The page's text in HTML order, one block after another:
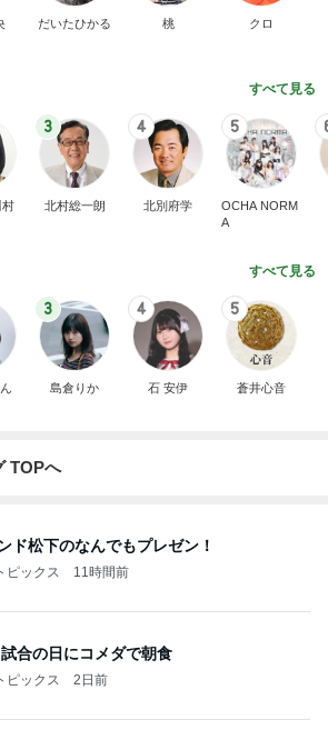
だいたひかる 桃 クロ
すべて見る
村
3
北村総一朗
4
北別府学
5
OCHA NORM
A
すべて見る
3
島倉りか
4
石 安伊
5
蒼井心音
TOPへ
ド松下のなんでもプレゼン！
ピックス 11時間前
合の日にコメダで朝食
ピックス 2日前